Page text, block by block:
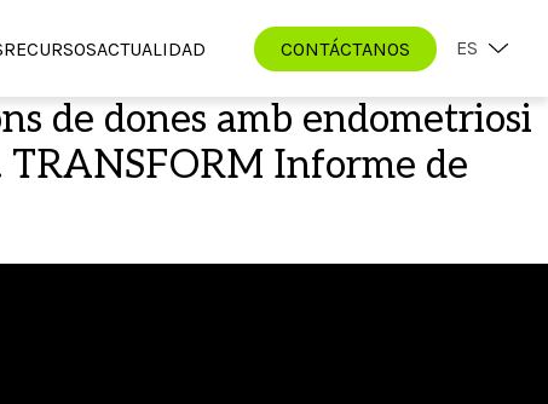
RECURSOSACTUALIDAD CONTÁCTANOS ES
de dones amb endometriosi
Informe de